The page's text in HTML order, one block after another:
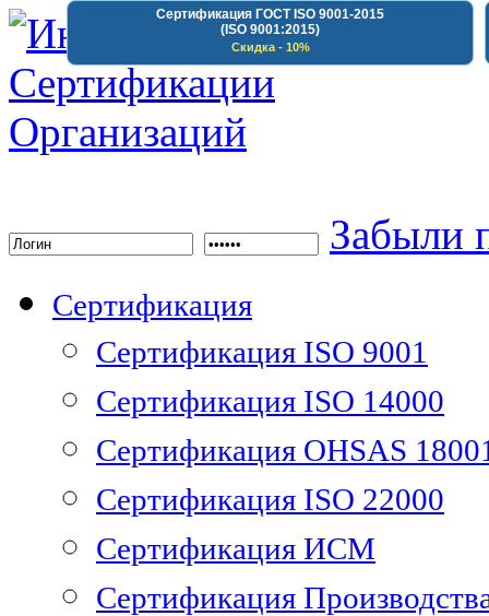
Сертификация ГОСТ ISO 9001-2015
(ISO 9001:2015)
Скидка - 10%
Забыли
Сертификация
Сертификация ISO 9001
Сертификация ISO 14000
Сертификация OHSAS
Сертификация ISO 22000
Сертификация ИСМ
Сертификация